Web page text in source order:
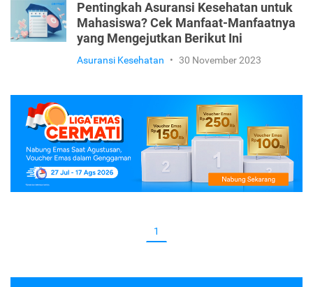
Pentingkah Asuransi Kesehatan untuk
Mahasiswa? Cek Manfaat-Manfaatnya
yang Mengejutkan Berikut Ini
Asuransi Kesehatan • 30 November 2023
1